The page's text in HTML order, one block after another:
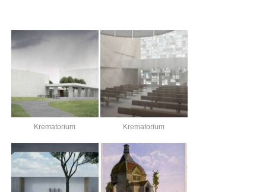
Krematorium Krematorium